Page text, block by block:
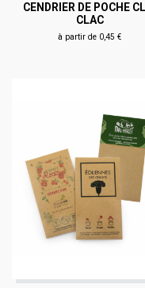
CENDRIER DE POCHE
CLAC
à partir de 0,45 €